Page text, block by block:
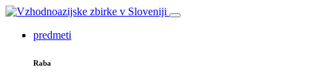
predmeti
Raba